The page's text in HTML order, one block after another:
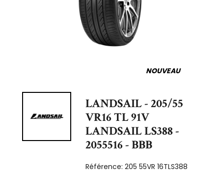
NOUVEAU
LANDSAIL - 205/55
VR16 TL 91V
LANDSAIL LS388 -
2055516 - BBB
Référence:205 55VR 16TLS388